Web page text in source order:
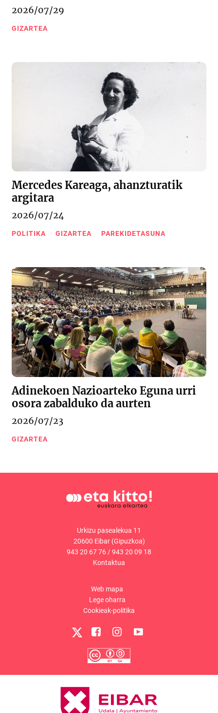
2026/07/29
GIZARTEA
Mercedes Kareaga, ahanzturatik
argitara
2026/07/24
POLITIKA GIZARTEA PAREKIDETASUNA
Adinekoen Nazioarteko Eguna urri
osora zabalduko da aurten
2026/07/23
GIZARTEA
Urkizu pasealekua 11
20600 Eibar (Gipuzkoa)
943 20 67 76 /943 20 09 18
Kontaktua
Web mapa
Lege oharra
Cookieak-politika